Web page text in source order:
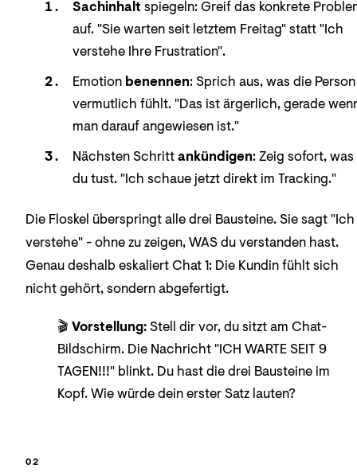
Sachinhalt spiegeln: Greif das konkrete
auf. "Sie warten seit letztem Freitag" statt "Ich
verstehe Ihre Frustration".
Emotion benennen: Sprich aus, was die Person
vermutlich fühlt. "Das ist ärgerlich, gerade
man darauf angewiesen ist."
Nächsten Schrittankündigen: Zeig sofort, was
du tust. "Ich schaue jetzt direkt im Tracking."
Die Floskel überspringt alle drei Bausteine. Sie sagt "Ich
verstehe" - ohne zu zeigen, WAS du verstanden hast.
Genau deshalb eskaliert Chat 1: Die Kundin fühlt sich
nicht gehört, sondern abgefertigt.
🎬 Vorstellung:Stell dir vor, du sitzt am Chat-
Bildschirm. Die Nachricht "ICH WARTE SEIT 9
TAGEN!!!" blinkt. Du hast die drei Bausteine im
Kopf. Wie würde dein erster Satz lauten?